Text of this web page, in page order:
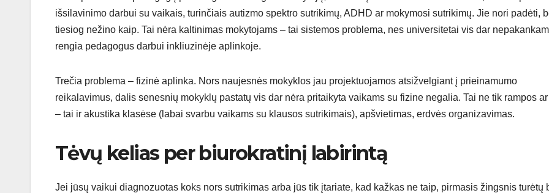
išsilavinimo darbui su vaikais, turinčiais autizmo spektro sutrikimų, ADHD ar mokymosi sutrikimų. Jie nori padėti,
tiesiog nežino kaip. Tai nėra kaltinimas mokytojams – tai sistemos problema, nes universitetai vis dar
rengia pedagogus darbui inkliuzinėje aplinkoje.
Trečia problema – fizinė aplinka. Nors naujesnės mokyklos jau projektuojamos atsižvelgiant į prieinamumo
reikalavimus, dalis senesnių mokyklų pastatų vis dar nėra pritaikyta vaikams su fizine negalia. Tai ne tik rampos
– tai ir akustika klasėse (labai svarbu vaikams su klausos sutrikimais), apšvietimas, erdvės organizavimas.
Tėvų kelias per biurokratinį labirintą
Jei jūsų vaikui diagnozuotas koks nors sutrikimas arba jūs tik įtariate, kad kažkas ne taip, pirmasis žingsnis turėtų